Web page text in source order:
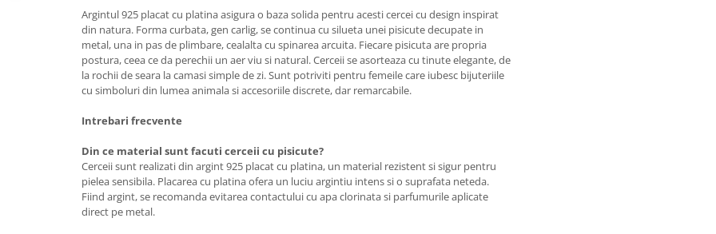
Argintul 925 placat cu platina asigura o baza solida pentru acesti cercei cu design inspirat
din natura. Forma curbata, gen carlig, se continua cu silueta unei pisicute decupate in
metal, una in pas de plimbare, cealalta cu spinarea arcuita. Fiecare pisicuta are propria
postura, ceea ce da perechii un aer viu si natural. Cerceii se asorteaza cu tinute elegante, de
la rochii de seara la camasi simple de zi. Sunt potriviti pentru femeile care iubesc bijuteriile
cu simboluri din lumea animala si accesoriile discrete, dar remarcabile.
Intrebari frecvente
Din ce material sunt facuti cerceii cu pisicute?
Cerceii sunt realizati din argint 925 placat cu platina, un material rezistent si sigur pentru
pielea sensibila. Placarea cu platina ofera un luciu argintiu intens si o suprafata neteda.
Fiind argint, se recomanda evitarea contactului cu apa clorinata si parfumurile aplicate
direct pe metal.